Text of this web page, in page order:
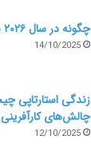
چگونه در سال ۲۰۲۶ به‌صورت دورکار و مؤثر کار کنیم؟
14/10/2025
زندگی استارتاپی
چالش‌های کارآفرینی
12/10/2025